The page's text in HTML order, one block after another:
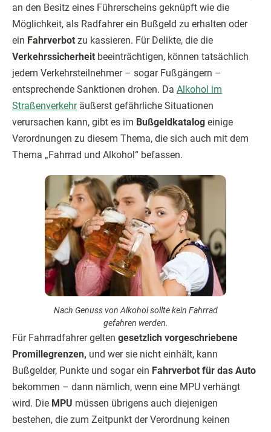
an den Besitz eines Führerscheins geknüpft wie die
Möglichkeit, als Radfahrer ein Bußgeld zu erhalten oder
ein Fahrverbot zu kassieren. Für Delikte, die die
Verkehrssicherheit beeinträchtigen, können tatsächlich
jedem Verkehrsteilnehmer – sogar Fußgängern –
entsprechende Sanktionen drohen. Da Alkohol im
Straßenverkehräußerst gefährliche Situationen
verursachen kann, gibt es im Bußgeldkatalog einige
Verordnungen zu diesem Thema, die sich auch mit dem
Thema „Fahrrad und Alkohol“ befassen.
Nach Genuss von Alkohol sollte kein Fahrrad
gefahren werden.
Für Fahrradfahrer gelten gesetzlich vorgeschriebene
Promillegrenzen, und wer sie nicht einhält, kann
Bußgelder, Punkte und sogar ein Fahrverbot für das Auto
bekommen – dann nämlich, wenn eine MPU verhängt
wird. Die MPU müssen übrigens auch diejenigen
bestehen, die zum Zeitpunkt der Verordnung keinen